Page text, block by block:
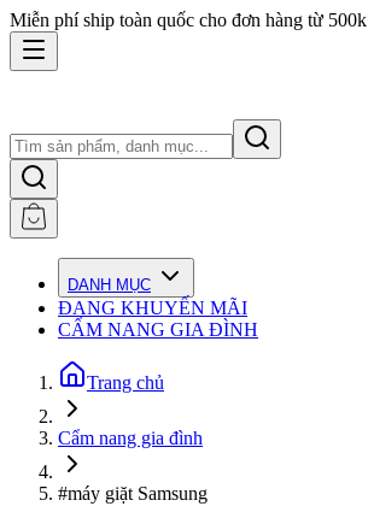
Miễn phí ship toàn quốc cho đơn hàng từ 500k
DANH MỤC
ĐANG KHUYẾN MÃI
CẨM NANG GIA ĐÌNH
Trang chủ
Cẩm nang gia đình
#máy giặt Samsung